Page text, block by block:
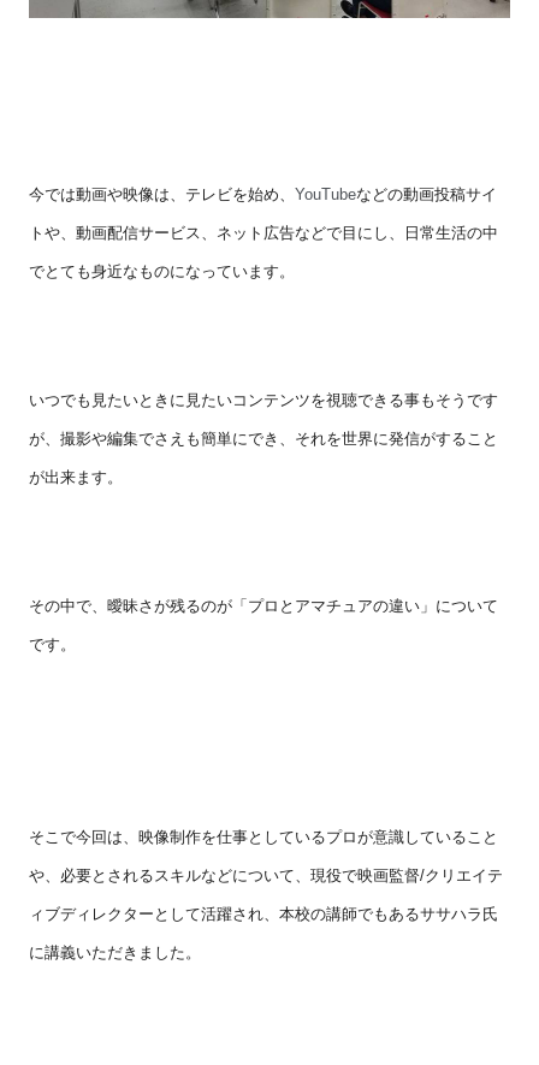
今では動画や映像は、テレビを始め、 YouTubeなどの動画投稿サイ
トや、動画配信サービス、ネット広告などで目にし、日常生活の中
でとても身近なものになっています。
いつでも見たいときに見たいコンテンツを視聴できる事もそうです
が、撮影や編集でさえも簡単にでき、それを世界に発信がすること
が出来ます。
その中で、曖昧さが残るのが「プロとアマチュアの違い」について
です。
そこで今回は、映像制作を仕事としているプロが意識していること
や、必要とされるスキルなどについて、現役で映画監督/クリエイテ
ィブディレクターとして活躍され、本校の講師でもあるササハラ氏
に講義いただきました。